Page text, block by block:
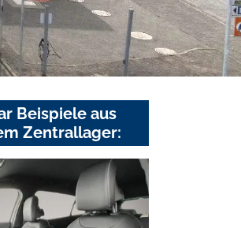
Beispiele aus
Zentrallager: